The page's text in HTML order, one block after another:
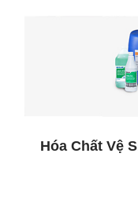
Hóa Chất Vệ